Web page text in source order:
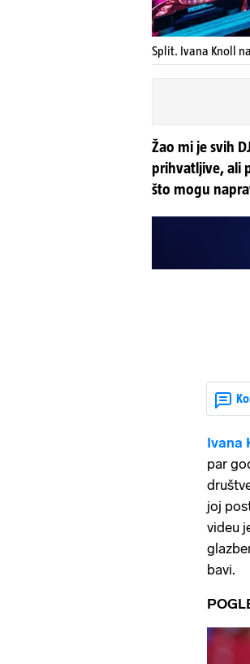
Split. Ivana Knoll
Žao mi je svih
prihvatljive, ali
što mogu
Ivana
par
joj
videu
bavi.